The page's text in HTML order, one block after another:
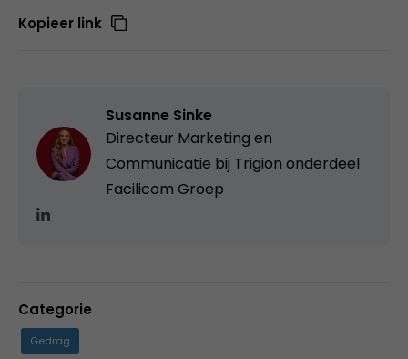
Kopieer link
Susanne Sinke
Directeur Marketing en
Communicatie bij Trigion onderdeel
Facilicom Groep
Categorie
Gedrag